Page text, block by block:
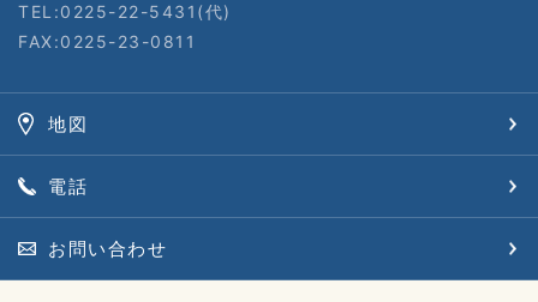
TEL:0225-22-5431(代)
FAX:0225-23-0811
地図
電話
お問い合わせ